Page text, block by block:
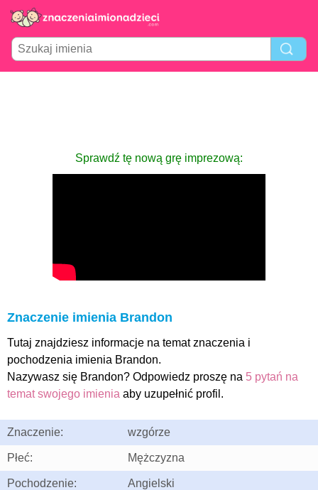
Sprawdź tę nową grę imprezową:
Znaczenie imienia Brandon
Tutaj znajdziesz informacje na temat znaczenia i
pochodzenia imienia Brandon.
Nazywasz się Brandon? Odpowiedz proszę na 5 pytań na
temat swojego imienia aby uzupełnić profil.
Znaczenie: wzgórze
Płeć: Mężczyzna
Pochodzenie: Angielski